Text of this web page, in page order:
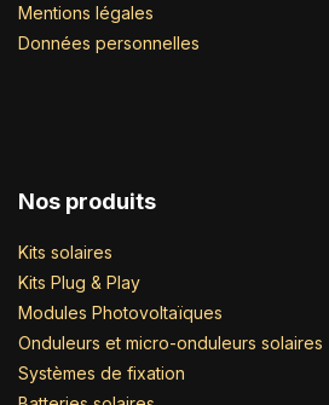
Mentions légales
Données personnelles
Nos produits
Kits solaires
Kits Plug & Play
Modules Photovoltaïques
Onduleurs et micro-onduleurs solaires
Systèmes de fixation